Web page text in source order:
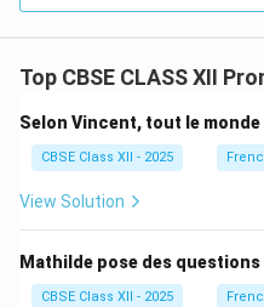
Top CBSE CLASS XII
Selon Vincent, tout le monde
CBSE Class XII - 2025
View Solution
Mathilde pose des
CBSE Class XII - 2025